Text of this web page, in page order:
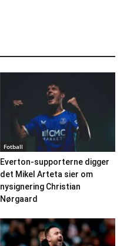
Fotball
Everton-supporterne digger
det Mikel Arteta sier om
nysignering Christian
Nørgaard